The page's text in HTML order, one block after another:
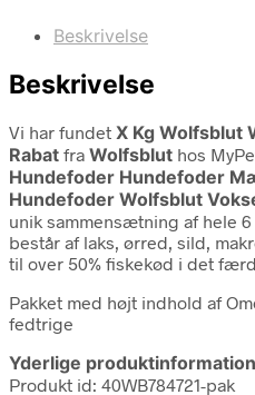
Beskrivelse
Beskrivelse
Vi har fundet X Kg Wolfsblut
Rabat fra Wolfsblut hos
Hundefoder Hundefoder
Hundefoder Wolfsblut
unik sammensætning af hele
består af laks, ørred, sild,
til over 50% fiskekød i det
Pakket med højt indhold af
fedtrige
Yderlige
Produkt id: 40WB784721-pak